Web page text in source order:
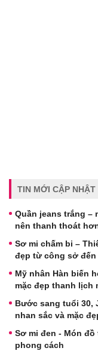
TIN MỚI CẬP NHẬT
Quần jeans trắng –
nên thanh thoát
Sơ mi chấm bi –
đẹp từ công sở đến
Mỹ nhân Hàn biến
mặc đẹp thanh lịch
Bước sang tuổi 30,
nhan sắc và mặc
Sơ mi đen - Món
phong cách